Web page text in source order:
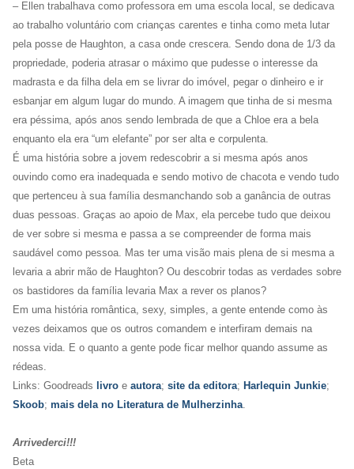
– Ellen trabalhava como professora em uma escola local, se dedicava
ao trabalho voluntário com crianças carentes e tinha como meta lutar
pela posse de Haughton, a casa onde crescera. Sendo dona de 1/3 da
propriedade, poderia atrasar o máximo que pudesse o interesse da
madrasta e da filha dela em se livrar do imóvel, pegar o dinheiro e ir
esbanjar em algum lugar do mundo. A imagem que tinha de si mesma
era péssima, após anos sendo lembrada de que a Chloe era a bela
enquanto ela era “um elefante” por ser alta e corpulenta.
É uma história sobre a jovem redescobrir a si mesma após anos
ouvindo como era inadequada e sendo motivo de chacota e vendo tudo
que pertenceu à sua família desmanchando sob a ganância de outras
duas pessoas. Graças ao apoio de Max, ela percebe tudo que deixou
de ver sobre si mesma e passa a se compreender de forma mais
saudável como pessoa. Mas ter uma visão mais plena de si mesma a
levaria a abrir mão de Haughton? Ou descobrir todas as verdades sobre
os bastidores da família levaria Max a rever os planos?
Em uma história romântica, sexy, simples, a gente entende como às
vezes deixamos que os outros comandem e interfiram demais na
nossa vida. E o quanto a gente pode ficar melhor quando assume as
rédeas.
Links: Goodreads livro e autora; site da editora; Harlequin Junkie;
Skoob; mais dela no Literatura de Mulherzinha
Arrivederci!!!
Beta